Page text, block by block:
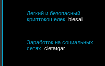
Легкий и безопасный
криптокошелек biesali
Заработок на социальных
сетях cletatgar